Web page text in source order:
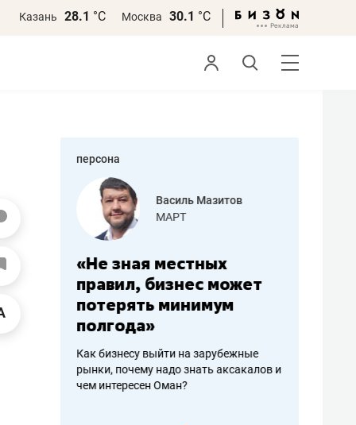
Казань 28.1 °С Москва 30.1 °С
персона
работа
Василь Мазитов
МАРТ
«Не зная местных
правил, бизнес может
потерять минимум
полгода»
Как бизнесу выйти на зарубежные
рынки, почему надо знать аксакалов и
чем интересен Оман?